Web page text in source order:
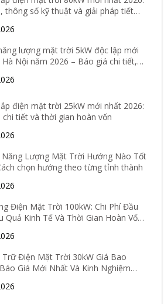
thông số kỹ thuật và giải pháp tiết
lượng mặt trời 5kW độc lập mới
Nội năm 2026 – Báo giá chi tiết,
điện mặt trời 25kW mới nhất 2026:
chi tiết và thời gian hoàn vốn
Năng Lượng Mặt Trời Hướng Nào Tốt
chọn hướng theo từng tỉnh thành
Điện Mặt Trời 100kW: Chi Phí Đầu
Quả Kinh Tế Và Thời Gian Hoàn Vốn
Trữ Điện Mặt Trời 30kW Giá Bao
Giá Mới Nhất Và Kinh Nghiệm